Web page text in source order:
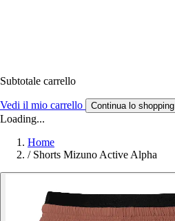
Subtotale carrello
Vedi il mio carrello Continua lo shopping
Loading...
Home
/ Shorts Mizuno Active Alpha